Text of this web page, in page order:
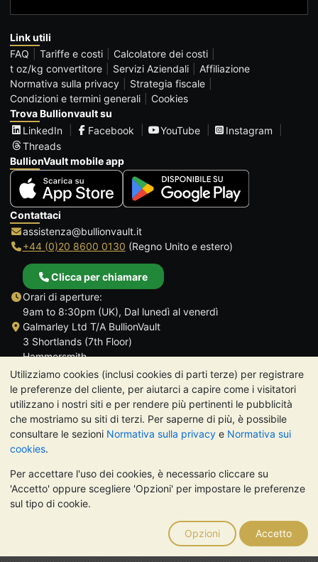
Utilizziamo cookies (inclusi cookies di parti terze) per registrare
le preferenze del cliente, per aiutarci a capire come i visitatori
utilizzano i nostri siti e per rendere più pertinenti le pubblicità
che mostriamo su siti di terzi. Per saperne di più, è possibile
consultare le sezioni Normativa sulla privacy e Normativa sui
cookies.
Per accettare l'uso dei cookies, è necessario cliccare su
'Accetto' oppure scegliere 'Opzioni' per impostare le preferenze
sul tipo di cookie.
Opzioni Accetto
Link utili
FAQ
Tariffe e costi
Calcolatore dei costi
t oz/kg convertitore
Servizi Aziendali
Affiliazione
Normativa sulla privacy
Strategia fiscale
Condizioni e termini generali
Cookies
Trova Bullionvault su
LinkedIn
Facebook YouTube
Instagram
Threads
BullionVault mobile app
Contattaci
assistenza@bullionvault.it
+44 (0)20 8600 0130 (Regno Unito e estero)
Clicca per chiamare
Orari di aperture:
9am to 8:30pm (UK), Dal lunedì al venerdì
Galmarley Ltd T/A BullionVault
3 Shortlands (7th Floor)
Hammersmith
Londra
W6 8DA
Regno Unito
TrustScore 4.7 | 488 recensioni
NOTA BENE: Il valore dei metalli preziosi può diminuire o
aumentare, e i trend storici non sono predittori dell'andamento
futuro. Nulla di quanto contenuto nei siti web di BullionVault o
nelle sue comunicazioni costituisce una consulenza sugli
investimenti. Si consiglia di rivolgersi a un professionista per